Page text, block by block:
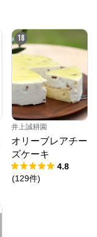
18
井上誠耕園
オリーブレアチー
ズケーキ
4.8
(129件)